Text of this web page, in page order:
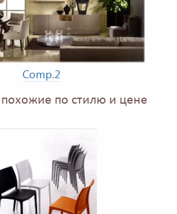
Comp.2
по стилю и цене